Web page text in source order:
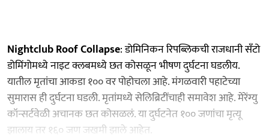
Nightclub Roof Collapse: डोमिनिकन रिपब्लिकची राजधानी सँटो
डोमिंगोमध्ये नाइट क्लबमध्ये छत कोसळून भीषण दुर्घटना घडलीय.
यातील मृतांचा आकडा १०० वर पोहोचला आहे. मंगळवारी पहाटेच्या
सुमारास ही दुर्घटना घडली. मृतांमध्ये सेलिब्रिटींचाही समावेश आहे. मेरेंग्यु
कॉन्सर्टवेळी अचानक छत कोसळलं. या दुर्घटनेत १०० जणांचा मृत्यू
झालाय तर १६० जण जखमी झाले आहेत.